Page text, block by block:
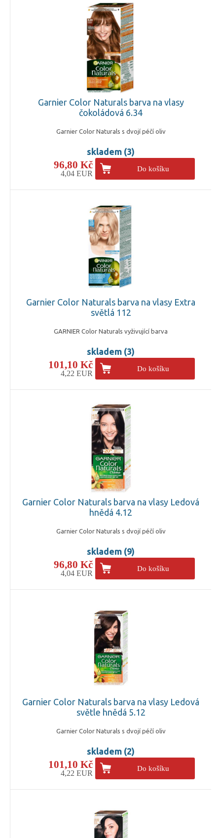
Garnier Color Naturals barva na vlasy
čokoládová 6.34
Garnier Color Naturals s dvojí péčí oliv
skladem (3)
96,80 Kč
4,04 EUR
Do košíku
Garnier Color Naturals barva na vlasy Extra
světlá 112
GARNIER Color Naturals vyživující barva
skladem (3)
101,10 Kč
4,22 EUR
Do košíku
Garnier Color Naturals barva na vlasy Ledová
hnědá 4.12
Garnier Color Naturals s dvojí péčí oliv
skladem (9)
96,80 Kč
4,04 EUR
Do košíku
Garnier Color Naturals barva na vlasy Ledová
světle hnědá 5.12
Garnier Color Naturals s dvojí péčí oliv
skladem (2)
101,10 Kč
4,22 EUR
Do košíku